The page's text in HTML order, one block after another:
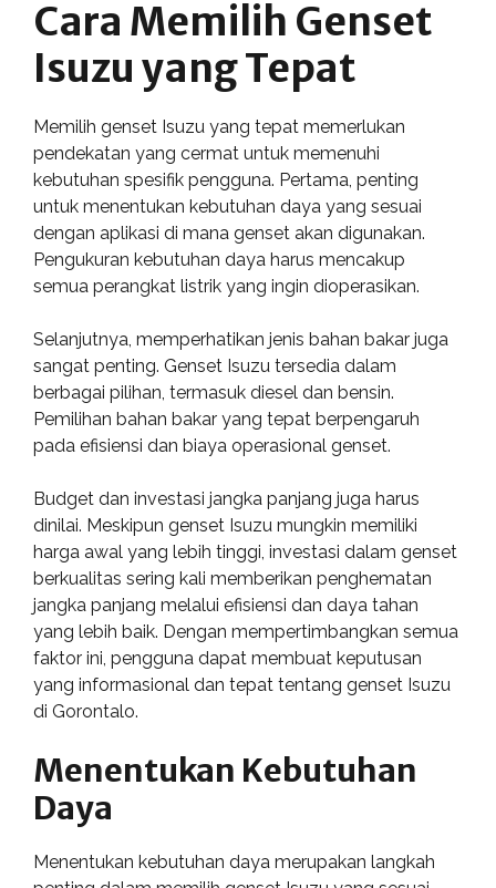
Cara Memilih Genset
Isuzu yang Tepat
Memilih genset Isuzu yang tepat memerlukan
pendekatan yang cermat untuk memenuhi
kebutuhan spesifik pengguna. Pertama, penting
untuk menentukan kebutuhan daya yang sesuai
dengan aplikasi di mana genset akan digunakan.
Pengukuran kebutuhan daya harus mencakup
semua perangkat listrik yang ingin dioperasikan.
Selanjutnya, memperhatikan jenis bahan bakar juga
sangat penting. Genset Isuzu tersedia dalam
berbagai pilihan, termasuk diesel dan bensin.
Pemilihan bahan bakar yang tepat berpengaruh
pada efisiensi dan biaya operasional genset.
Budget dan investasi jangka panjang juga harus
dinilai. Meskipun genset Isuzu mungkin memiliki
harga awal yang lebih tinggi, investasi dalam genset
berkualitas sering kali memberikan penghematan
jangka panjang melalui efisiensi dan daya tahan
yang lebih baik. Dengan mempertimbangkan semua
faktor ini, pengguna dapat membuat keputusan
yang informasional dan tepat tentang genset Isuzu
di Gorontalo.
Menentukan Kebutuhan
Daya
Menentukan kebutuhan daya merupakan langkah